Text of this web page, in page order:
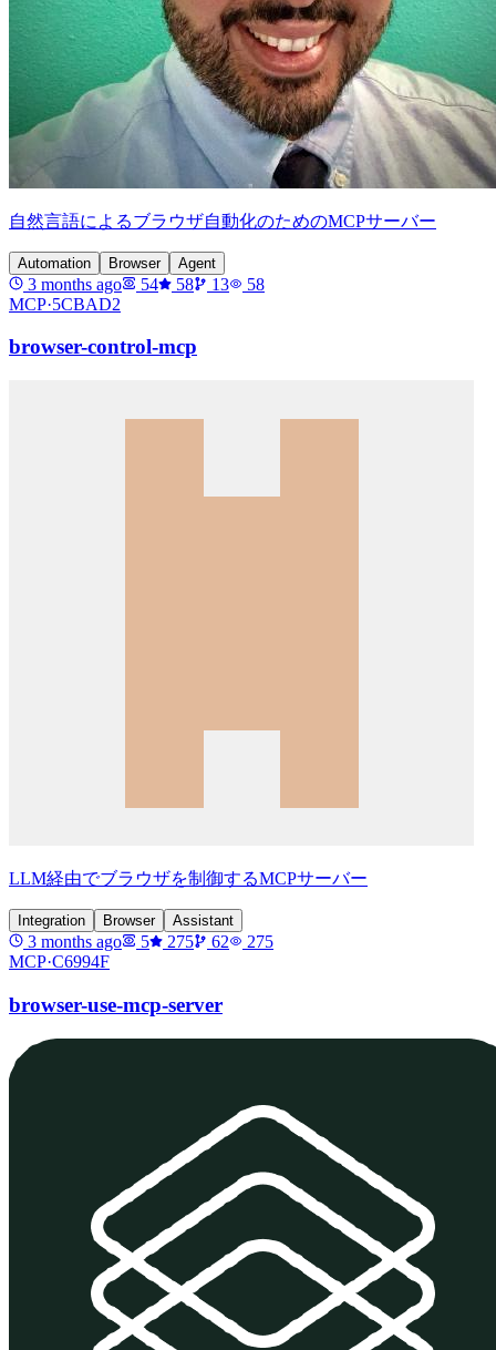
自然言語によるブラウザ自動化のためのMCPサーバー
Automation Browser Agent
3 months ago 54 58 13
58
MCP·5CBAD2
browser-control-mcp
LLM経由でブラウザを制御するMCPサーバー
Integration Browser Assistant
3 months ago 5 275 62
275
MCP·C6994F
browser-use-mcp-server